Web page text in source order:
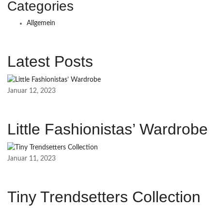
Categories
Allgemein
Latest Posts
Januar 12, 2023
Little Fashionistas’ Wardrobe
Januar 11, 2023
Tiny Trendsetters Collection